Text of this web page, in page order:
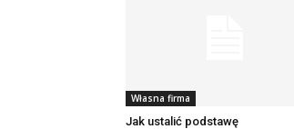
Własna firma
Jak ustalić podstawę